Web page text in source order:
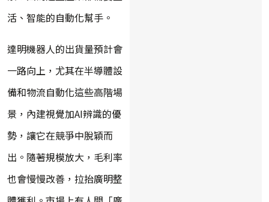
活、智能的自動化幫手。
達明機器人的出貨量預計會
一路向上，尤其在半導體設
備和物流自動化這些高階場
景，內建視覺加AI辨識的優
勢，讓它在競爭中脫穎而
出。隨著規模放大，毛利率
也會慢慢改善，拉抬廣明整